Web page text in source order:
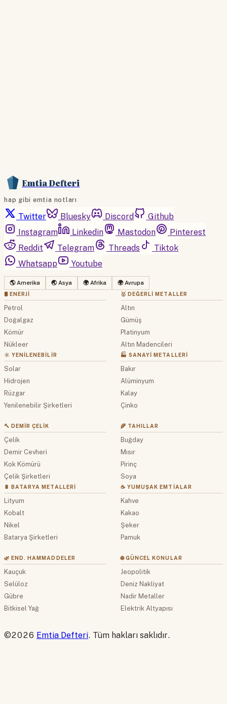
Emtia Defteri
hap gibi emtia notları
Twitter Bluesky Discord
Github
Instagram
Linkedin Mastodon
Pinterest
Reddit
Telegram Threads
Tiktok
Whatsapp
Youtube
🌎 Amerika 🌏 Asya 🌍 Afrika 🌍 Avrupa
🛢 ENERJI
Petrol
Doğalgaz
Kömür
Nükleer
☀️ YENILENEBILIR
Solar
Hidrojen
Rüzgar
Yenilenebilir Şirketleri
🥇 DEĞERLI METALLER
Altın
Gümüş
Platinyum
Altın Madencileri
🏭 SANAYI METALLERI
Bakır
Alüminyum
Kalay
Çinko
🔨 DEMIR ÇELIK
Çelik
Demir Cevheri
Kok Kömürü
Çelik Şirketleri
🔋 BATARYA METALLERI
Lityum
Kobalt
Nikel
Batarya Şirketleri
🌾 TAHILLAR
Buğday
Mısır
Pirinç
Soya
☕ YUMUŞAK EMTIALAR
Kahve
Kakao
Şeker
Pamuk
🌿 END. HAMMADDELER
Kauçuk
Selüloz
Gübre
Bitkisel Yağ
🌐 GÜNCEL KONULAR
Jeopolitik
Deniz Nakliyat
Nadir Metaller
Elektrik Altyapısı
©2026 Emtia Defteri. Tüm hakları saklıdır.